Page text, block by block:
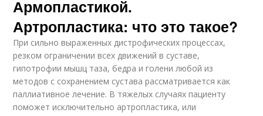
Армопластикой.
Артропластика: что это такое?
При сильно выраженных дистрофических процессах,
резком ограничении всех движений в суставе,
гипотрофии мышц таза, бедра и голени любой из
методов с сохранением сустава рассматривается как
паллиативное лечение. В тяжелых случаях пациенту
поможет исключительно артропластика, или